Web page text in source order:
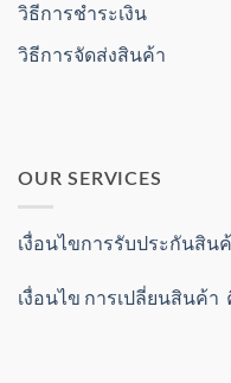
วิธีการชำระเงิน
วิธีการจัดส่งสินค้า
OUR SERVICES
เงื่อนไขการรับประกันสิน
เงื่อนไข การเปลี่ยนสินค้